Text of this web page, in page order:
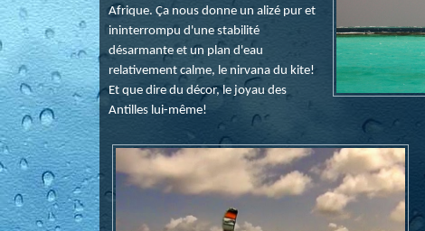
Afrique. Ça nous donne un alizé pur et
ininterrompu d'une stabilité
désarmante et un plan d'eau
relativement calme, le nirvana du kite!
Et que dire du décor, le joyau des
Antilles lui-même!